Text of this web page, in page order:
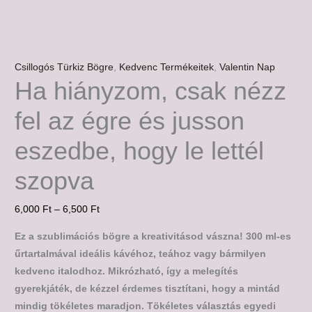
Csillogós Türkiz Bögre Kedvenc Termékeitek ,Valentin Nap
Ha hiányzom, csak nézz
fel az égre és jusson
eszedbe, hogy le lettél
szopva
6,000 Ft – 6,500 Ft
Ez a szublimációs bögre a kreativitásod vászna! 300 ml-es
űrtartalmával ideális kávéhoz, teához vagy bármilyen
kedvenc italodhoz. Mikrózható, így a melegítés
gyerekjáték, de kézzel érdemes tisztítani, hogy a mintád
mindig tökéletes maradjon. Tökéletes választás egyedi